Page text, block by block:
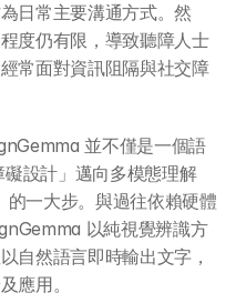
日常主要溝通方式。然
度仍有限，導致聽障人士
常面對資訊阻隔與社交障
並不僅是一個語
設計」邁向多模態理解
一大步。與過往依賴硬體
以純視覺辨識方
自然語言即時輸出文字，
應用。